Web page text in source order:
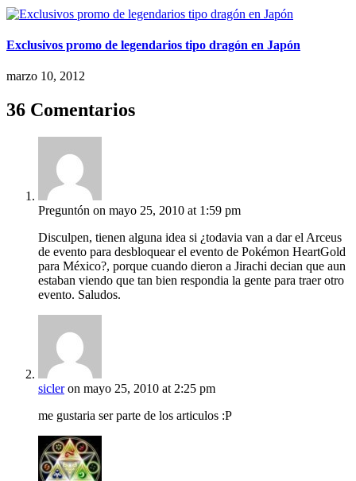
Exclusivos promo de legendarios tipo dragón en Japón
marzo 10, 2012
36 Comentarios
Preguntón on mayo 25, 2010 at 1:59 pm
Disculpen, tienen alguna idea si ¿todavia van a dar el Arceus
de evento para desbloquear el evento de Pokémon HeartGold
para México?, porque cuando dieron a Jirachi decian que aun
estaban viendo que tan bien respondia la gente para traer otro
evento. Saludos.
sicler on mayo 25, 2010 at 2:25 pm
me gustaria ser parte de los articulos :P